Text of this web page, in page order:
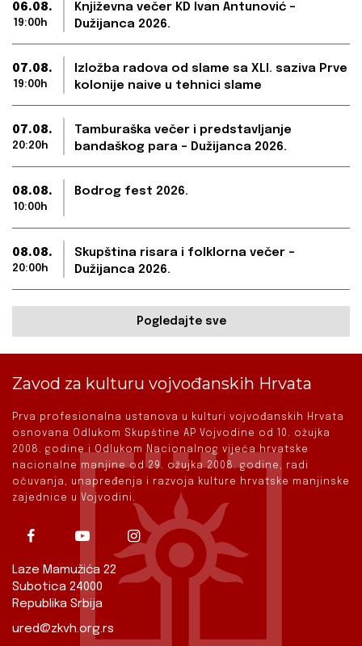
06.08.
19:00h
Književna večer KD Ivan Antunović –
Dužijanca 2026.
07.08.
19:00h
Izložba radova od slame sa XLI. saziva Prve
kolonije naive u tehnici slame
07.08.
20:20h
Tamburaška večer i predstavljanje
bandaškog para – Dužijanca 2026.
08.08.
10:00h
Bodrog fest 2026.
08.08.
20:00h
Skupština risara i folklorna večer –
Dužijanca 2026.
Pogledajte sve
Zavod za kulturu vojvođanskih Hrvata
Prva profesionalna ustanova u kulturi vojvođanskih Hrvata
osnovana Odlukom Skupštine AP Vojvodine od 10. ožujka
2008. godine i Odlukom Nacionalnog vijeća hrvatske
nacionalne manjine od 29. ožujka 2008. godine, radi
očuvanja, unapređenja i razvoja kulture hrvatske manjinske
zajednice u Vojvodini.
Laze Mamužića 22
Subotica 24000
Republika Srbija
ured@zkvh.org.rs